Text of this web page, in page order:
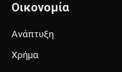
Οικονομία
Ανάπτυξη
Χρήμα